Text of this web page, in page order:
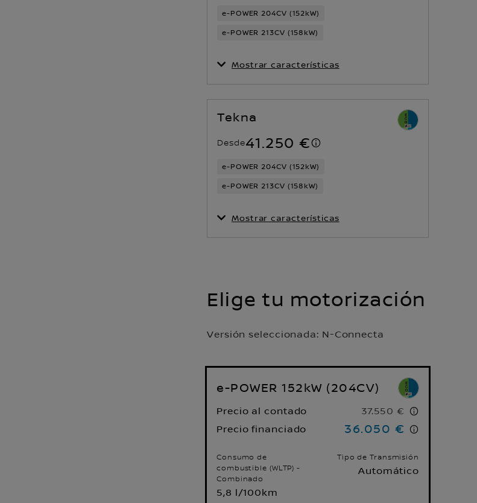
e-POWER 204CV (152kW)
e-POWER 213CV (158kW)
Mostrar características
Tekna
Desde41.250 €
e-POWER 204CV (152kW)
e-POWER 213CV (158kW)
Mostrar características
Elige tu motorización
Versión seleccionada: N-Connecta
e-POWER 152kW (204CV)
Precio al contado
37.550 €
Precio financiado
36.050 €
Consumo de
combustible (WLTP) -
Combinado
5,8 l/100km
Tipo de Transmisión
Automático